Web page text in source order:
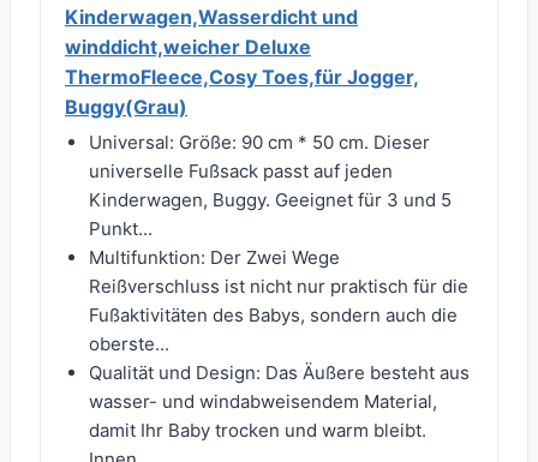
Kinderwagen,Wasserdicht und
winddicht,weicher Deluxe
ThermoFleece,Cosy Toes,für Jogger,
Buggy(Grau)
Universal: Größe: 90 cm * 50 cm. Dieser
universelle Fußsack passt auf jeden
Kinderwagen, Buggy. Geeignet für 3 und 5
Punkt...
Multifunktion: Der Zwei Wege
Reißverschluss ist nicht nur praktisch für die
Fußaktivitäten des Babys, sondern auch die
oberste...
Qualität und Design: Das Äußere besteht aus
wasser- und windabweisendem Material,
damit Ihr Baby trocken und warm bleibt.